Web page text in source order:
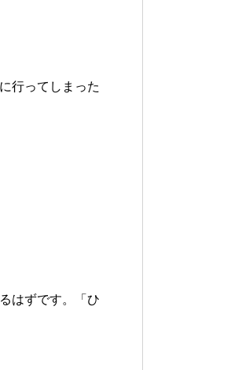
行ってしまった
はずです。「ひ